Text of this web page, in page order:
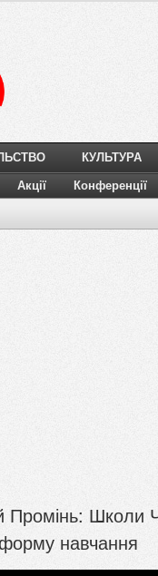
КУЛЬТУРА
Акції Конференції
Промінь: Школи
навчання